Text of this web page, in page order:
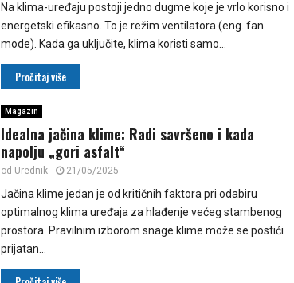
Na klima-uređaju postoji jedno dugme koje je vrlo korisno i
energetski efikasno. To je režim ventilatora (eng. fan
mode). Kada ga uključite, klima koristi samo...
Pročitaj više
Magazin
Idealna jačina klime: Radi savršeno i kada
napolju „gori asfalt“
od Urednik 21/05/2025
Jačina klime jedan je od kritičnih faktora pri odabiru
optimalnog klima uređaja za hlađenje većeg stambenog
prostora. Pravilnim izborom snage klime može se postići
prijatan...